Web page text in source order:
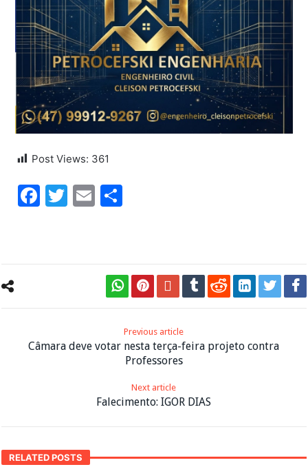
Post Views: 361
Facebook
Twitter
Email
Previous article
Câmara deve votar nesta terça-feira projeto contra
Professores
Next article
Falecimento: IGOR DIAS
RELATED POSTS